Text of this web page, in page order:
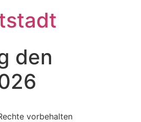
den
vorbehalten